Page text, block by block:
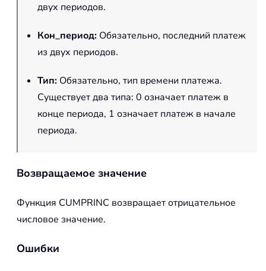
двух периодов.
Кон_период: Обязательно, последний платеж
из двух периодов.
Тип: Обязательно, тип времени платежа.
Существует два типа: 0 означает платеж в
конце периода, 1 означает платеж в начале
периода.
Возвращаемое значение
Функция CUMPRINC возвращает отрицательное
числовое значение.
Ошибки